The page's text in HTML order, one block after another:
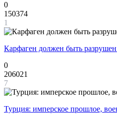
0
150374
1
Карфаген должен быть
0
206021
7
Турция: имперское прошлое,